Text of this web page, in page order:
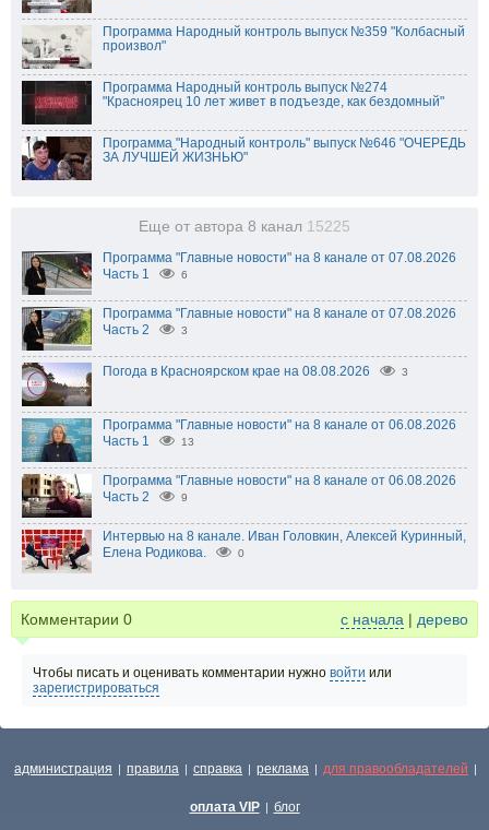
Программа Народный контроль выпуск №359 "Колбасный
произвол"
Программа Народный контроль выпуск №274
"Красноярец 10 лет живет в подъезде, как бездомный"
Программа "Народный контроль" выпуск №646 "ОЧЕРЕДЬ
ЗА ЛУЧШЕЙ ЖИЗНЬЮ"
Еще от автора 8 канал 15225
Программа "Главные новости" на 8 канале от 07.08.2026
Часть 1
6
Программа "Главные новости" на 8 канале от 07.08.2026
Часть 2
3
Погода в Красноярском крае на 08.08.2026 3
Программа "Главные новости" на 8 канале от 06.08.2026
Часть 1
13
Программа "Главные новости" на 8 канале от 06.08.2026
Часть 2
9
Интервью на 8 канале. Иван Головкин, Алексей Куринный,
Елена Родикова.
0
Комментарии 0 с начала | дерево
Чтобы писать и оценивать комментарии нужно войти или
зарегистрироваться
администрация | правила | справка | реклама | для правообладателей |
оплата VIP | блог